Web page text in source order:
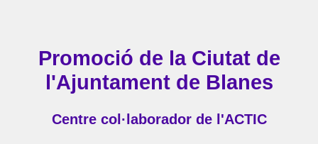
Promoció de la Ciutat de
l'Ajuntament de Blanes
Centre col·laborador de l'ACTIC